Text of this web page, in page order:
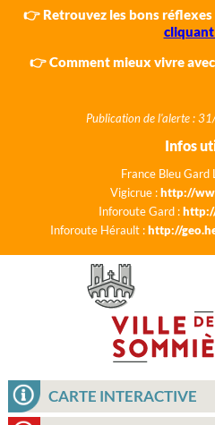
👉 Retrouvez les bons
cliquant
👉 Comment mieux vivre
Publication de l'alerte :
Infos
France Bleu Gard
Vigicrue :http://
Inforoute Gard :
Inforoute Hérault :http://
CARTE INTERACTIVE